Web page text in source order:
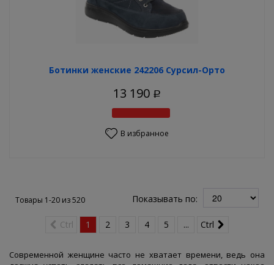
Ботинки женские 242206 Сурсил-Орто
13 190 Р
В избранное
Показывать по:
Товары 1-20 из520
Ctrl 1 2 3 4 5 ... Ctrl
Современной женщине часто не хватает времени, ведь она